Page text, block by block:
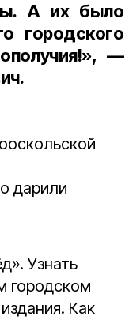
А их было
городского
—
.
дарили
Узнать
городском
Как